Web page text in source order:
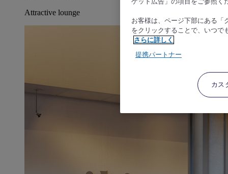
お客様は、ページ下部にある「
をクリックすることで、いつで
さらに詳しく
提携パートナー
カス